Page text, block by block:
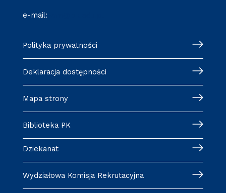
e-mail:
Polityka prywatności
Deklaracja dostępności
Mapa strony
Biblioteka PK
Dziekanat
Wydziałowa Komisja Rekrutacyjna